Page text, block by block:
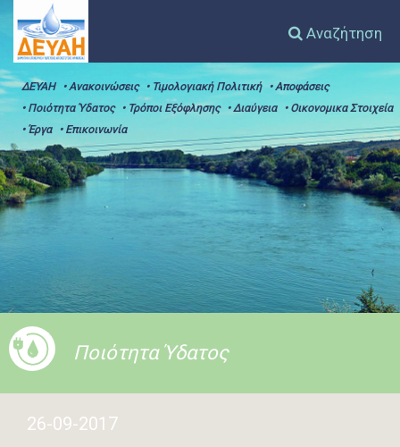
Αναζήτηση
ΔΕΥΑΗ • Ανακοινώσεις • Τιμολογιακή Πολιτική
• Αποφάσεις
• Ποιότητα Ύδατος
• Τρόποι Εξόφλησης • Διαύγεια
• Οικονομικα Στοιχεία
• Έργα
• Επικοινωνία
Ποιότητα Ύδατος
26-09-2017